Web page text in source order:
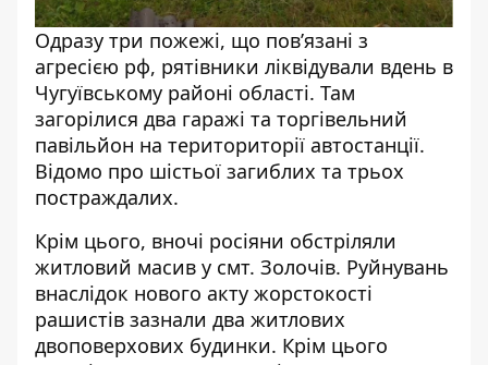
Одразу три пожежі, що пов’язані з
агресією рф, рятівники ліквідували вдень в
Чугуївському районі області. Там
загорілися два гаражі та торгівельний
павільйон на териториторії автостанції.
Відомо про шістьої загиблих та трьох
постраждалих.
Крім цього, вночі росіяни обстріляли
житловий масив у смт. Золочів. Руйнувань
внаслідок нового акту жорстокості
рашистів зазнали два житлових
двоповерхових будинки. Крім цього